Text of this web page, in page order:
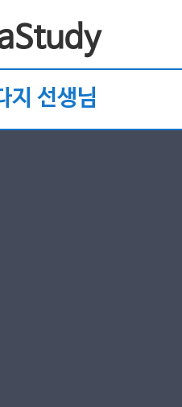
지 선생님